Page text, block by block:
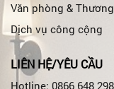
Văn phòng &
Dịch vụ công cộng
LIÊN HỆ/YÊU CẦU
Hotline: 0866 648 298